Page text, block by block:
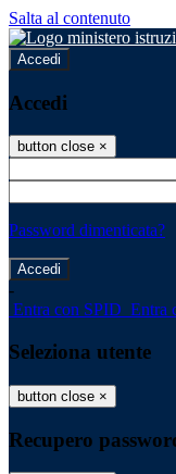
Salta al contenuto
Accedi
Accedi
button close ×
Password dimenticata?
-
Entra con SPID Entra
Seleziona utente
button close ×
Recupero